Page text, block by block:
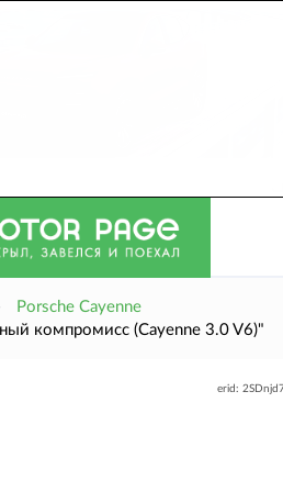
Porsche Cayenne
компромисс (Cayenne 3.0 V6)"
erid: